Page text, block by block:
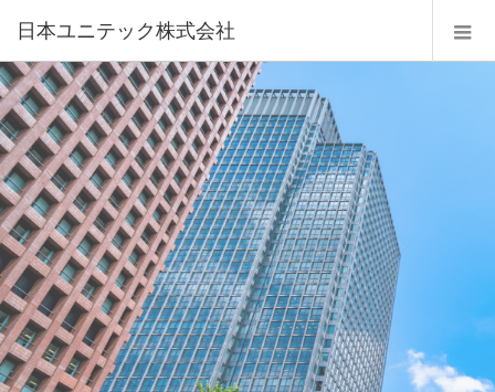
日本ユニテック株式会社